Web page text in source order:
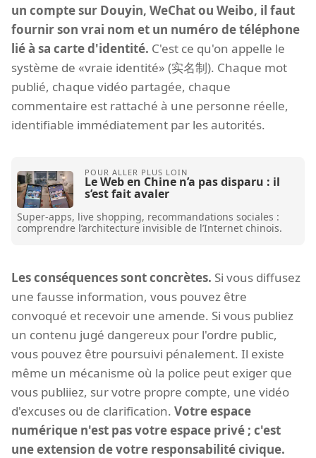
un compte sur Douyin, WeChat ou Weibo, il faut
fournir son vrai nom et un numéro de téléphone
lié à sa carte d'identité. C'est ce qu'on appelle le
système de «vraie identité» (实名制). Chaque mot
publié, chaque vidéo partagée, chaque
commentaire est rattaché à une personne réelle,
identifiable immédiatement par les autorités.
Le Web en Chine n’a pas disparu : il
s’est fait avaler
Super-apps, live shopping, recommandations sociales :
comprendre l’architecture invisible de l’Internet chinois.
Les conséquences sont concrètes. Si vous diffusez
une fausse information, vous pouvez être
convoqué et recevoir une amende. Si vous publiez
un contenu jugé dangereux pour l'ordre public,
vous pouvez être poursuivi pénalement. Il existe
même un mécanisme où la police peut exiger que
vous publiiez, sur votre propre compte, une vidéo
d'excuses ou de clarification. Votre espace
numérique n'est pas votre espace privé ; c'est
une extension de votre responsabilité civique.